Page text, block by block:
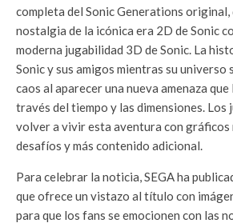
completa del Sonic Generations original,
nostalgia de la icónica era 2D de Sonic
moderna jugabilidad 3D de Sonic. La
Sonic y sus amigos mientras su universo
caos al aparecer una nueva amenaza
través del tiempo y las dimensiones. Los
volver a vivir esta aventura con gráficos
desafíos y más contenido adicional.
Para celebrar la noticia, SEGA ha
que ofrece un vistazo al título con
para que los fans se emocionen con las